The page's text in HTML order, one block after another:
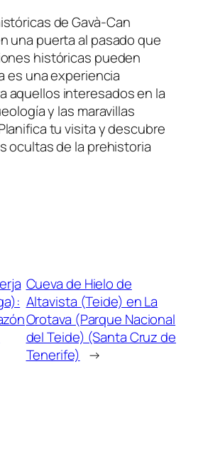
de Gavà-Can
una puerta al pasado que
históricas pueden
es una experiencia
aquellos interesados en la
y las maravillas
tu visita y descubre
ocultas de la prehistoria
Cueva de Hielo de
Altavista (Teide) en La
Orotava (Parque Nacional
del Teide) (Santa Cruz de
Tenerife) →